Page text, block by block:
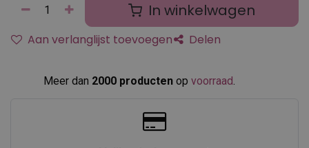
In winkelwagen
Aan verlanglijst toevoegen Delen
Meer dan 2000 producten op voorraad